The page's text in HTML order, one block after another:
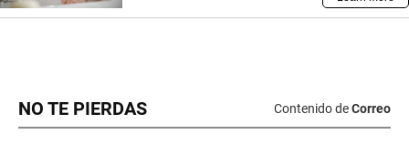
NO TE PIERDAS Contenido deCorreo